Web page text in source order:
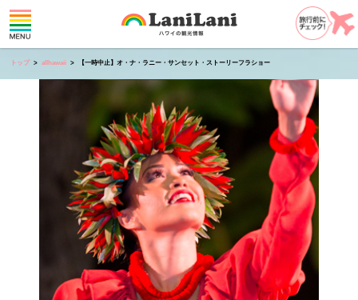
トップ allhawaii 【一時中止】オ・ナ・ラニー・サンセット・ストーリーフラショー